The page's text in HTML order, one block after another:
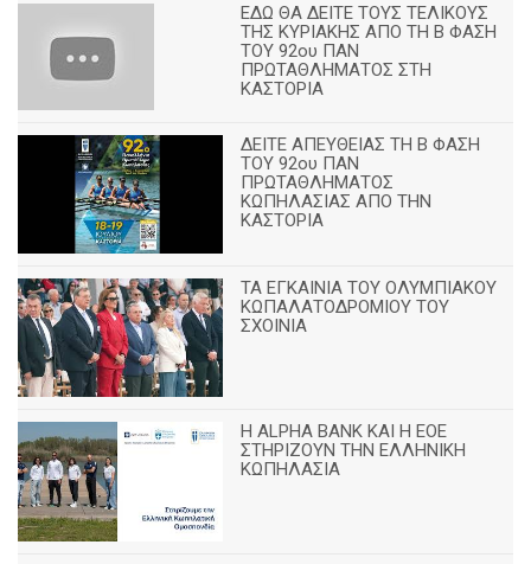
ΕΔΩ ΘΑ ΔΕΙΤΕ ΤΟΥΣ ΤΕΛΙΚΟΥΣ
ΤΗΣ ΚΥΡΙΑΚΗΣ ΑΠΟ ΤΗ Β ΦΑΣΗ
ΤΟΥ 92ου ΠΑΝ
ΠΡΩΤΑΘΛΗΜΑΤΟΣ ΣΤΗ
ΚΑΣΤΟΡΙΑ
ΔΕΙΤΕ ΑΠΕΥΘΕΙΑΣ ΤΗ Β ΦΑΣΗ
ΤΟΥ 92ου ΠΑΝ
ΠΡΩΤΑΘΛΗΜΑΤΟΣ
ΚΩΠΗΛΑΣΙΑΣ ΑΠΟ ΤΗΝ
ΚΑΣΤΟΡΙΑ
TA ΕΓΚΑΙΝΙΑ ΤΟΥ ΟΛΥΜΠΙΑΚΟΥ
ΚΩΠΑΛΑΤΟΔΡΟΜΙΟΥ ΤΟΥ
ΣΧΟΙΝΙΑ
H ALPHA BANK ΚΑΙ Η ΕΟΕ
ΣΤΗΡΙΖΟΥΝ ΤΗΝ ΕΛΛΗΝΙΚΗ
ΚΩΠΗΛΑΣΙΑ